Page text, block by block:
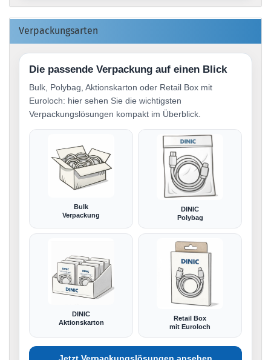
Verpackungsarten
Die passende Verpackung auf einen Blick
Bulk, Polybag, Aktionskarton oder Retail Box mit
Euroloch: hier sehen Sie die wichtigsten
Verpackungslösungen kompakt im Überblick.
Bulk
Verpackung
DINIC
Polybag
DINIC
Aktionskarton
Retail Box
mit Euroloch